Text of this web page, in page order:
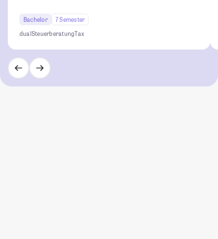
Bachelor
7 Semester
dualSteuerberatungTax